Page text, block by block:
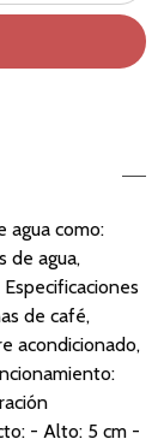
agua como:
de agua,
de café,
acondicionado,
- Alto: 5 cm -